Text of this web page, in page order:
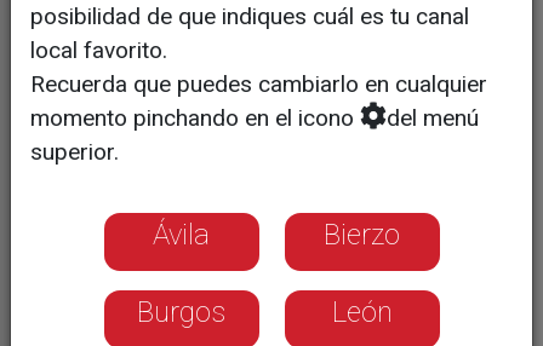
posibilidad de que indiques cuál es tu canal
local favorito.
Recuerda que puedes cambiarlo en cualquier
momento pinchando en el icono
del menú
superior.
Ávila Bierzo
Burgos León